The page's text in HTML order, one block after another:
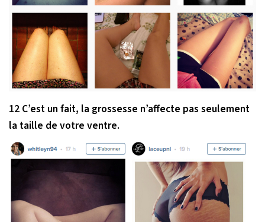
12 C’est un fait, la grossesse n’affecte pas seulement
la taille de votre ventre.